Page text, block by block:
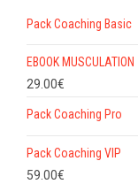
Pack Coaching Basic
EBOOK MUSCULATION
29.00€
Pack Coaching Pro
Pack Coaching VIP
59.00€